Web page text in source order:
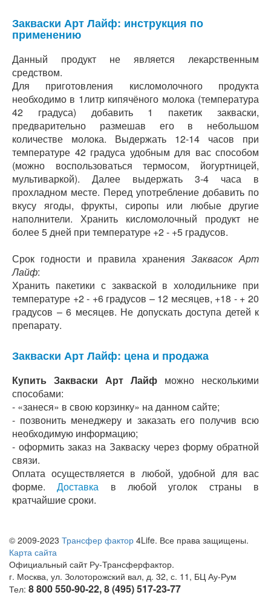
Закваски Арт Лайф: инструкция по
применению
Данный продукт не является лекарственным
средством.
Для приготовления кисломолочного продукта
необходимо в 1литр кипячёного молока (температура
42 градуса) добавить 1 пакетик закваски,
предварительно размешав его в небольшом
количестве молока. Выдержать 12-14 часов при
температуре 42 градуса удобным для вас способом
(можно воспользоваться термосом, йогуртницей,
мультиваркой). Далее выдержать 3-4 часа в
прохладном месте. Перед употребление добавить по
вкусу ягоды, фрукты, сиропы или любые другие
наполнители. Хранить кисломолочный продукт не
более 5 дней при температуре +2 - +5 градусов.
Срок годности и правила хранения Заквасок Арт
Лайф:
Хранить пакетики с закваской в холодильнике при
температуре +2 - +6 градусов – 12 месяцев, +18 - + 20
градусов – 6 месяцев. Не допускать доступа детей к
препарату.
Закваски Арт Лайф: цена и продажа
Купить Закваски Арт Лайф можно несколькими
способами:
- «занеся» в свою корзинку» на данном сайте;
- позвонить менеджеру и заказать его получив всю
необходимую информацию;
- оформить заказ на Закваску через форму обратной
связи.
Оплата осуществляется в любой, удобной для вас
форме.Доставка в любой уголок страны в
кратчайшие сроки.
© 2009-2023 Трансфер фактор 4Life. Все права защищены.
Карта сайта
Официальный сайт Ру-Трансферфактор.
г. Москва, ул. Золоторожский вал, д. 32, с. 11, БЦ Ау-Рум
Тел: 8 800 550-90-22, 8 (495) 517-23-77